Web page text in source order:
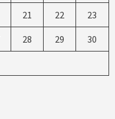
21 22 23
28 29 30